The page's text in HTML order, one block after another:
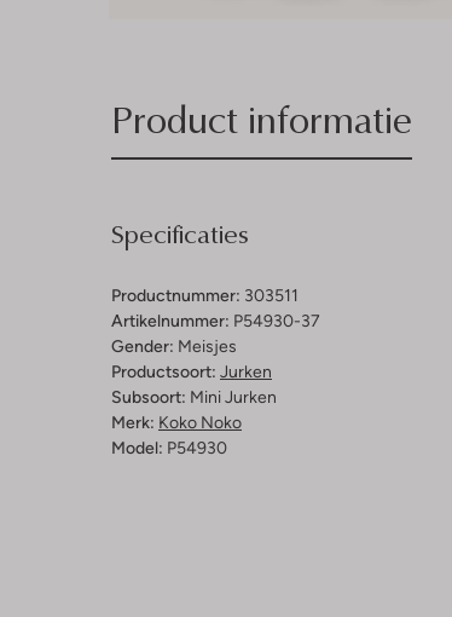
Product informatie
Specificaties
Productnummer: 303511
Artikelnummer: P54930-37
Gender: Meisjes
Productsoort: Jurken
Subsoort: Mini Jurken
Merk: Koko Noko
Model: P54930